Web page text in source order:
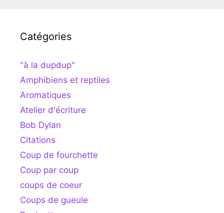
Catégories
"à la dupdup"
Amphibiens et reptiles
Aromatiques
Atelier d'écriture
Bob Dylan
Citations
Coup de fourchette
Coup par coup
coups de coeur
Coups de gueule